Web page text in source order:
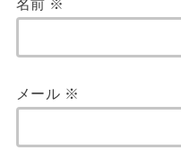
名前 ※
メール ※